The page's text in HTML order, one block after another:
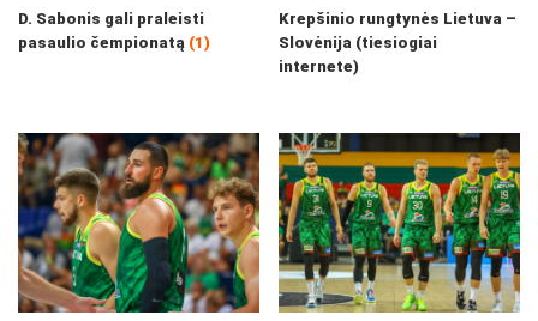
D. Sabonis gali praleisti
pasaulio čempionatą (1)
Krepšinio rungtynės Lietuva –
Slovėnija (tiesiogiai
internete)